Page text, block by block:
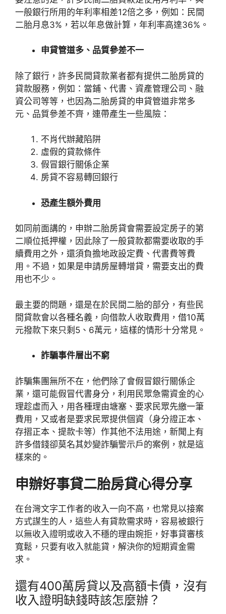
一般銀行所用的年利率相差12倍之多，例如：民間
二胎月息3%，若以年息做計算，年利率高達36%。
申貸管道多、品質參差不一
除了銀行，許多民間貸款業者都有提供二胎房貸的
貸款服務，例如：當鋪、代書、資產管理公司、融
資公司等等，也因為二胎房貸的申貸管道非常多
元、品質參差不齊，連帶產生一些風險：
不肖代辦藏陷阱
虛假的貸款條件
假冒銀行關係企業
房貸不容易轉回銀行
恐產生額外費用
如同前面講的，申辦二胎房貸會需要設定房子的第
二順位抵押權，因此除了一般貸款都需要收取的手
續費用之外，還須負擔地政設定費、代書費等費
用。不過，如果是申請房屋轉增貸，需要支出的費
用也不少。
最主要的問題，還是在於民間二胎的部分，有些民
間貸款會以各種名義，向借款人收取費用，借10萬
元撥款下來只剩5、6萬元，這樣的情形十分常見。
詐騙事件層出不窮
詐騙集團無所不在，他們除了會假冒銀行關係企
業，還可能假冒代書身分，利用民眾急需資金的心
理趁虛而入，用各種理由塘塞、要求民眾先繳一筆
費用，又或者是要求民眾提供個資（身分證正本、
存摺正本、提款卡等）作其他不法用途，新聞上有
許多借錢卻莫名其妙變詐騙警示戶的案例，就是這
樣來的。
申辦好事貸二胎房貸心得分享
在台灣文字工作者的收入一向不高，也常見以接案
方式謀生的人，這些人有貸款需求時，容易被銀行
以無收入證明或收入不穩的理由婉拒，好事貸審核
寬鬆，只要有收入就能貸，解決你的短期資金需
求。
還有400萬房貸以及高額卡債，沒有
收入證明缺錢時該怎麼辦？